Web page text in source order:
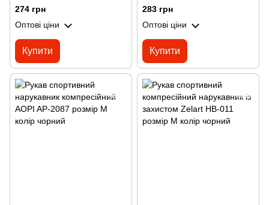
274 грн
Оптові ціни
Купити
283 грн
Оптові ціни
Купити